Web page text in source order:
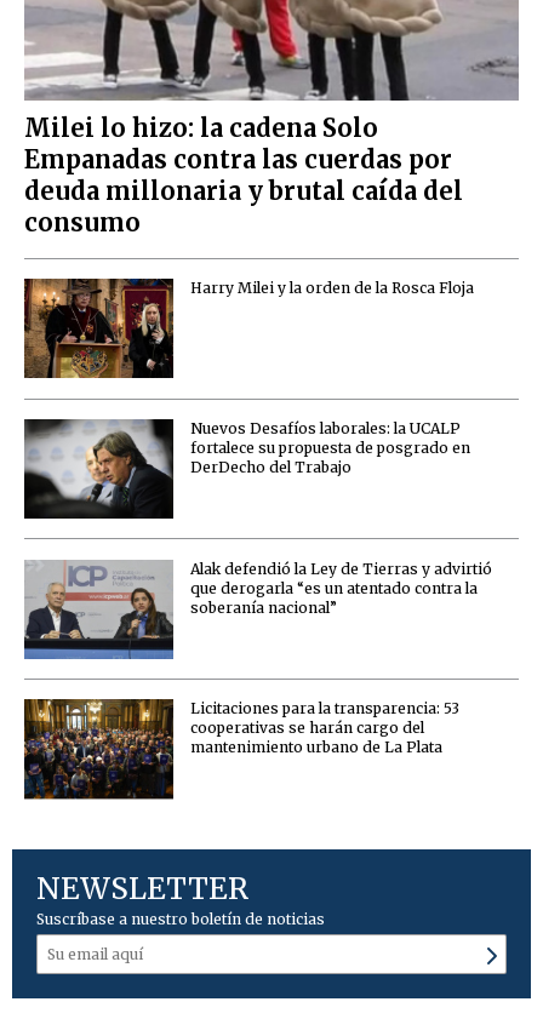
Milei lo hizo: la cadena Solo
Empanadas contra las cuerdas por
deuda millonaria y brutal caída del
consumo
Harry Milei y la orden de la Rosca Floja
Nuevos Desafíos laborales: la UCALP
fortalece su propuesta de posgrado en
DerDecho del Trabajo
Alak defendió la Ley de Tierras y advirtió
que derogarla “es un atentado contra la
soberanía nacional”
Licitaciones para la transparencia: 53
cooperativas se harán cargo del
mantenimiento urbano de La Plata
NEWSLETTER
Suscríbase a nuestro boletín de noticias